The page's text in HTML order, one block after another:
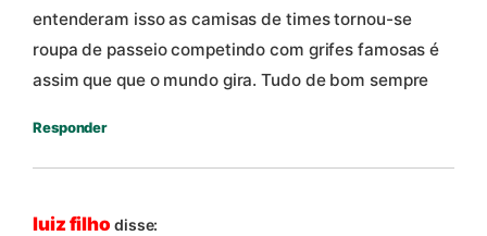
entenderam isso as camisas de times tornou-se
roupa de passeio competindo com grifes famosas é
assim que que o mundo gira. Tudo de bom sempre
Responder
luiz filho disse: